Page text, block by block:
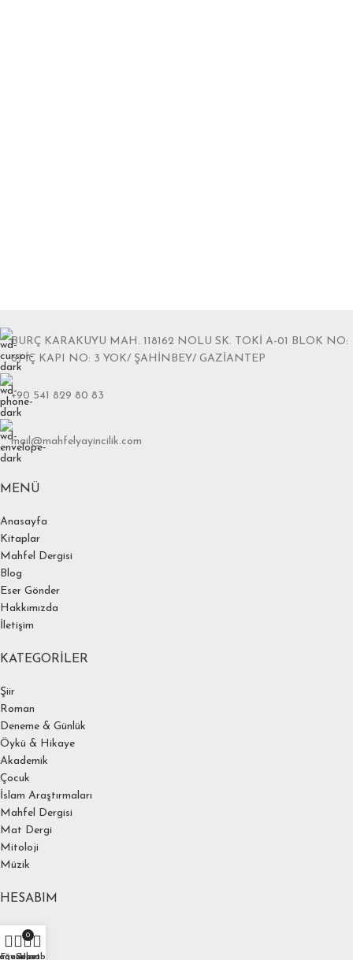
BURÇ KARAKUYU MAH. 118162 NOLU SK. TOKİ A-01 BLOK NO:
6J İÇ KAPI NO: 3 YOK/ ŞAHİNBEY/ GAZİANTEP
+90 541 829 80 83
mail@mahfelyayincilik.com
MENÜ
Anasayfa
Kitaplar
Mahfel Dergisi
Blog
Eser Gönder
Hakkımızda
İletişim
KATEGORILER
Şiir
Roman
Deneme & Günlük
Öykü & Hikaye
Akademik
Çocuk
İslam Araştırmaları
Mahfel Dergisi
Mat Dergi
Mitoloji
Müzik
HESABIM
Hesabım
Ödeme
Favoriler
0
Sepet
Hesabım